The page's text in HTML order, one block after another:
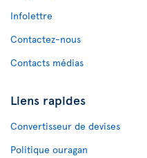
Infolettre
Contactez-nous
Contacts médias
Liens rapides
Convertisseur de devises
Politique ouragan